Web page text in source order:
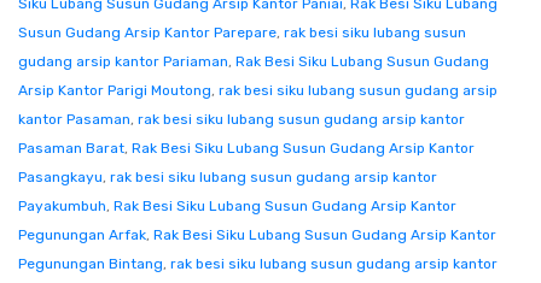
Siku Lubang Susun Gudang Arsip Kantor Paniai, Rak Besi Siku Lubang
Susun Gudang Arsip Kantor Parepare, rak besi siku lubang susun
gudang arsip kantor Pariaman, Rak Besi Siku Lubang Susun Gudang
Arsip Kantor Parigi Moutong, rak besi siku lubang susun gudang arsip
kantor Pasaman, rak besi siku lubang susun gudang arsip kantor
Pasaman Barat, Rak Besi Siku Lubang Susun Gudang Arsip Kantor
Pasangkayu, rak besi siku lubang susun gudang arsip kantor
Payakumbuh, Rak Besi Siku Lubang Susun Gudang Arsip Kantor
Pegunungan Arfak, Rak Besi Siku Lubang Susun Gudang Arsip Kantor
Pegunungan Bintang, rak besi siku lubang susun gudang arsip kantor